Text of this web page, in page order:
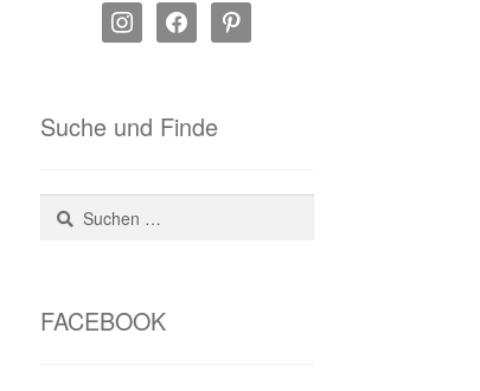
instagramfacebookpinterest
Suche und Finde
Suchen
nach:
FACEBOOK